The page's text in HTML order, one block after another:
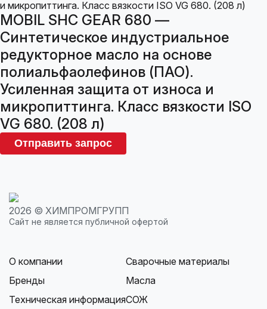
MOBIL SHC GEAR 680 —
Синтетическое индустриальное
редукторное масло на основе
полиальфаолефинов (ПАО).
Усиленная защита от износа и
микропиттинга. Класс вязкости ISO
VG 680. (208 л)
Отправить запрос
2026 © ХИМПРОМГРУПП
Сайт не является публичной офертой
О компании
Бренды
Техническая информация
Сварочные материалы
Масла
СОЖ